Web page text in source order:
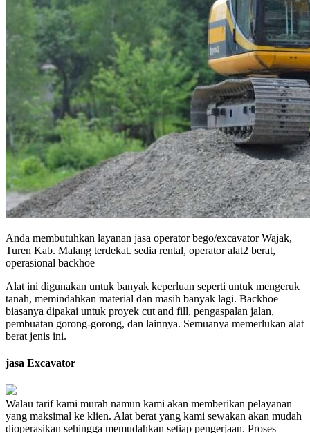
Anda membutuhkan layanan jasa operator bego/excavator Wajak,
Turen Kab. Malang terdekat. sedia rental, operator alat2 berat,
operasional backhoe
Alat ini digunakan untuk banyak keperluan seperti untuk mengeruk
tanah, memindahkan material dan masih banyak lagi. Backhoe
biasanya dipakai untuk proyek cut and fill, pengaspalan jalan,
pembuatan gorong-gorong, dan lainnya. Semuanya memerlukan alat
berat jenis ini.
jasa Excavator
Walau tarif kami murah namun kami akan memberikan pelayanan
yang maksimal ke klien. Alat berat yang kami sewakan akan mudah
dioperasikan sehingga memudahkan setiap pengerjaan. Proses